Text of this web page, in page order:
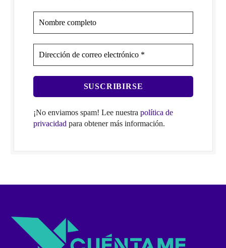
¡No enviamos spam! Lee nuestra política de
privacidad para obtener más información.